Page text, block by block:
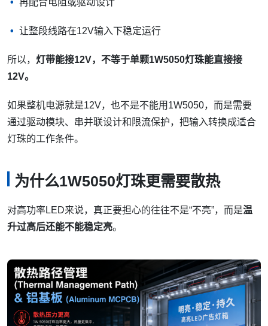
再配合电阻或驱动设计
让整段线路在12V输入下稳定运行
所以， 灯带能接12V，不等于单颗1W5050灯珠能直接接
12V。
如果整机电源就是12V，也不是不能用1W5050，而是需要
通过驱动模块、串并联设计和限流保护，把输入转换成适合
灯珠的工作条件。
为什么1W5050灯珠更需要散热
对高功率LED来说，真正要担心的往往不是“不亮”，而是温
升过高后还能不能稳定亮。